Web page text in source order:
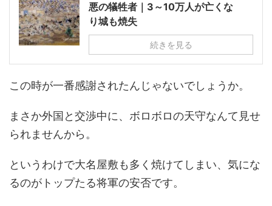
悪の犠牲者｜3～10万人が亡くな
り城も焼失
続きを見る
この時が一番感謝されたんじゃないでしょうか。
まさか外国と交渉中に、ボロボロの天守なんて見せ
られませんから。
というわけで大名屋敷も多く焼けてしまい、気にな
るのがトップたる将軍の安否です。